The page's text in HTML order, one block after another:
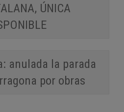
ÚNICA
anulada la parada
por obras